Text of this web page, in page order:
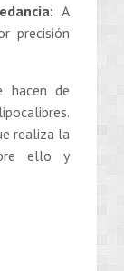
A
precisión
hacen de
realiza la
ello y